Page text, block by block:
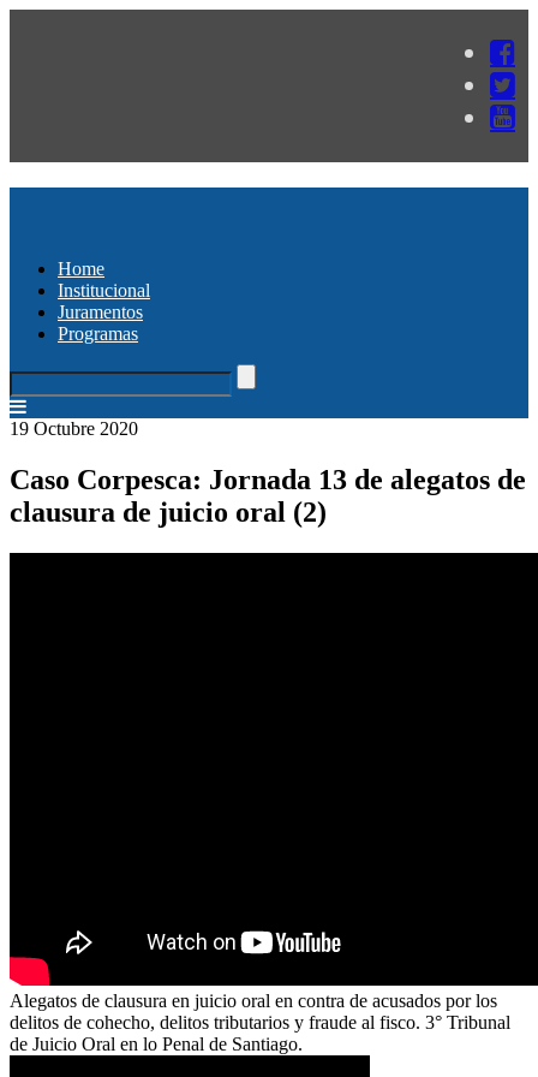
Home
Institucional
Juramentos
Programas
19 Octubre 2020
Caso Corpesca: Jornada 13 de alegatos de
clausura de juicio oral (2)
Alegatos de clausura en juicio oral en contra de acusados por los
delitos de cohecho, delitos tributarios y fraude al fisco. 3° Tribunal
de Juicio Oral en lo Penal de Santiago.